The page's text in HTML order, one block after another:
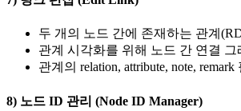
두 개의 노드 간에 존재하는 관계
관계 시각화를 위해 노드 간 연결
관계의 relation, attribute, note,
8) 노드 ID 관리 (Node ID Manager)